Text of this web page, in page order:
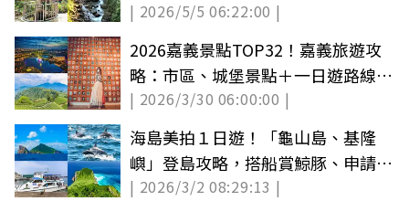
鬆到
| 2026/5/5 06:22:00 |
2026嘉義景點TOP32！嘉義旅遊攻
略：市區、城堡景點＋一日遊路線推
薦
| 2026/3/30 06:00:00 |
海島美拍１日遊！「龜山島、基隆
嶼」登島攻略，搭船賞鯨豚、申請方
式看這篇
| 2026/3/2 08:29:13 |